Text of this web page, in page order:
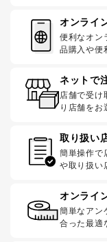
オンライ
便利なオン
品購入や便
ネットで
店舗で受け
り店舗をお
取り扱い
簡単操作で
や取り扱い
オンライ
簡単なアン
合った最適